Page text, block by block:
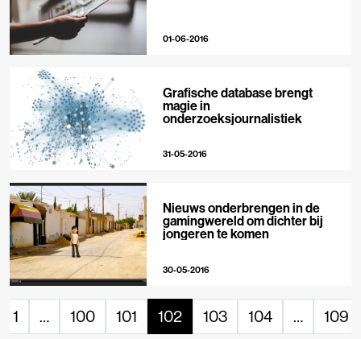
01-06-2016
Grafische database brengt
magie in
onderzoeksjournalistiek
31-05-2016
Nieuws onderbrengen in de
gamingwereld om dichter bij
jongeren te komen
30-05-2016
1 … 100 101 102 103 104 … 109